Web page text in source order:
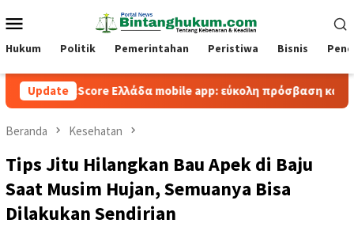
ke
kontenMobile
Hukum Politik Pemerintahan Peristiwa Bisnis
UpdateΕλλάδα mobile app: εύκολη πρόσβαση και παιχνίδι εν
Beranda Kesehatan
Tips Jitu Hilangkan Bau Apek di Baju
Saat Musim Hujan, Semuanya Bisa
Dilakukan Sendirian